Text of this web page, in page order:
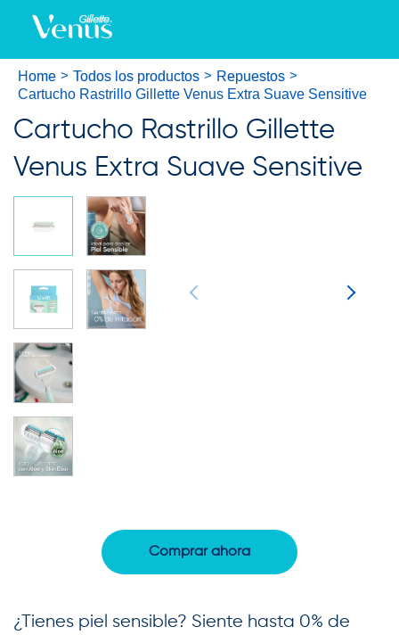
Home Todos los productos
Repuestos
Cartucho Rastrillo Gillette Venus Extra Suave Sensitive
Cartucho Rastrillo Gillette
Venus Extra Suave Sensitive
¿Tienes piel sensible? Siente hasta 0% de
Comprar ahora